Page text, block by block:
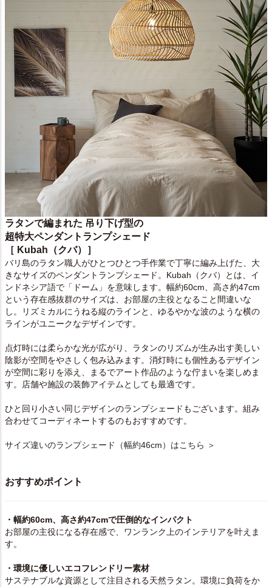
ラタンで編まれた 吊り下げ型の
超特大ペンダントランプシェード
［ Kubah（クバ）］
バリ島のラタン職人がひとつひとつ手作業で丁寧に編み上げた、大
きなサイズのペンダントランプシェード。Kubah（クバ）とは、イ
ンドネシア語で「ドーム」を意味します。幅約60cm、高さ約47cm
という存在感抜群のサイズは、お部屋の主役となること間違いな
し。リズミカルにうねる縦のラインと、ゆるやかな波のような横の
ラインがユニークなデザインです。
点灯時には柔らかな光が広がり、ラタンのリズムが生み出す美しい
陰影が空間をやさしく包み込みます。消灯時にも個性あるデザイン
が空間に彩りを添え、まるでアート作品のような佇まいを楽しめま
す。店舗や施設の装飾アイテムとしても最適です。
ひと回り小さい同じデザインのランプシェードもございます。組み
合わせてコーディネートするのもおすすめです。
サイズ違いのランプシェード（幅約46cm）はこちら ＞
おすすめポイント
・幅約60cm、高さ約47cmで圧倒的なインパクト
お部屋の主役になる存在感で、ワンランク上のインテリアを叶えま
す。
・環境に優しいエコフレンドリー素材
サステナブルな資源として注目される天然ラタン。環境に負荷をか